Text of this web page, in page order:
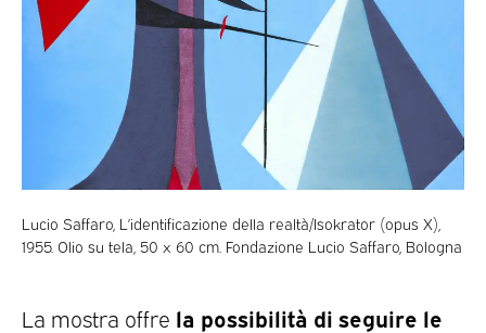
Lucio Saffaro, L’identificazione della realtà/Isokrator (opus X),
1955. Olio su tela, 50 x 60 cm. Fondazione Lucio Saffaro, Bologna
La mostra offre la possibilità di seguire le